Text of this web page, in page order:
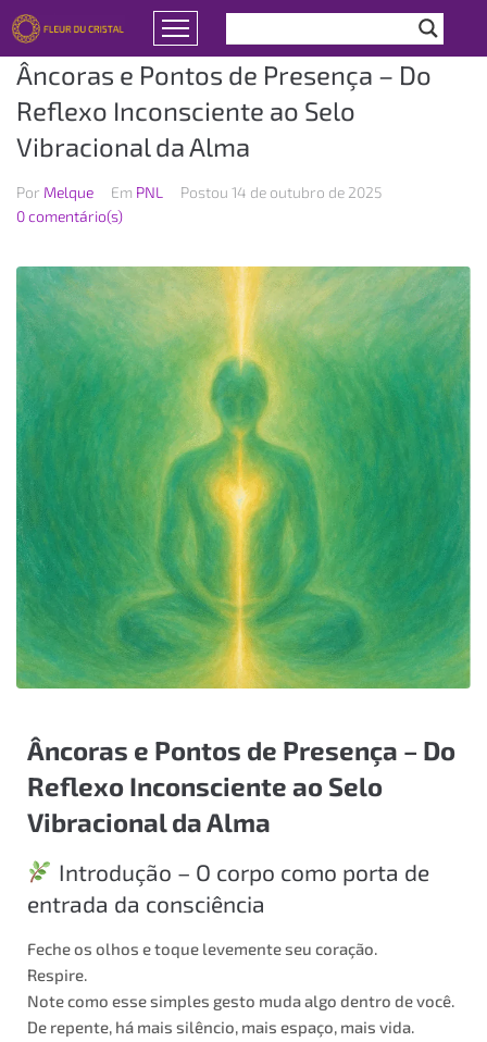
Âncoras e Pontos de Presença – Do
Reflexo Inconsciente ao Selo
Vibracional da Alma
Por Melque Em PNL Postou 14 de outubro de 2025
0 comentário(s)
Âncoras e Pontos de Presença – Do
Reflexo Inconsciente ao Selo
Vibracional da Alma
Introdução – O corpo como porta de
entrada da consciência
Feche os olhos e toque levemente seu coração.
Respire.
Note como esse simples gesto muda algo dentro de você.
De repente, há mais silêncio, mais espaço, mais vida.